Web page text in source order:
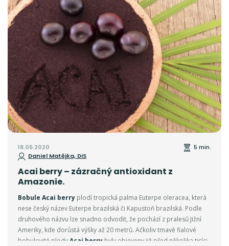
18.05.2020
Daniel Matějka, DiS
5 min.
Acai berry – zázračný antioxidant z
Amazonie.
Bobule Acai berry plodí tropická palma Euterpe oleracea, která
nese český název Euterpe brazilská či Kapustoň brazilská. Podle
druhového názvu lze snadno odvodit, že pochází z pralesů Jižní
Ameriky, kde dorůstá výšky až 20 metrů. Ačkoliv tmavě fialové
bobulovité plody Acai berry byly objeveny již před několika tisíci